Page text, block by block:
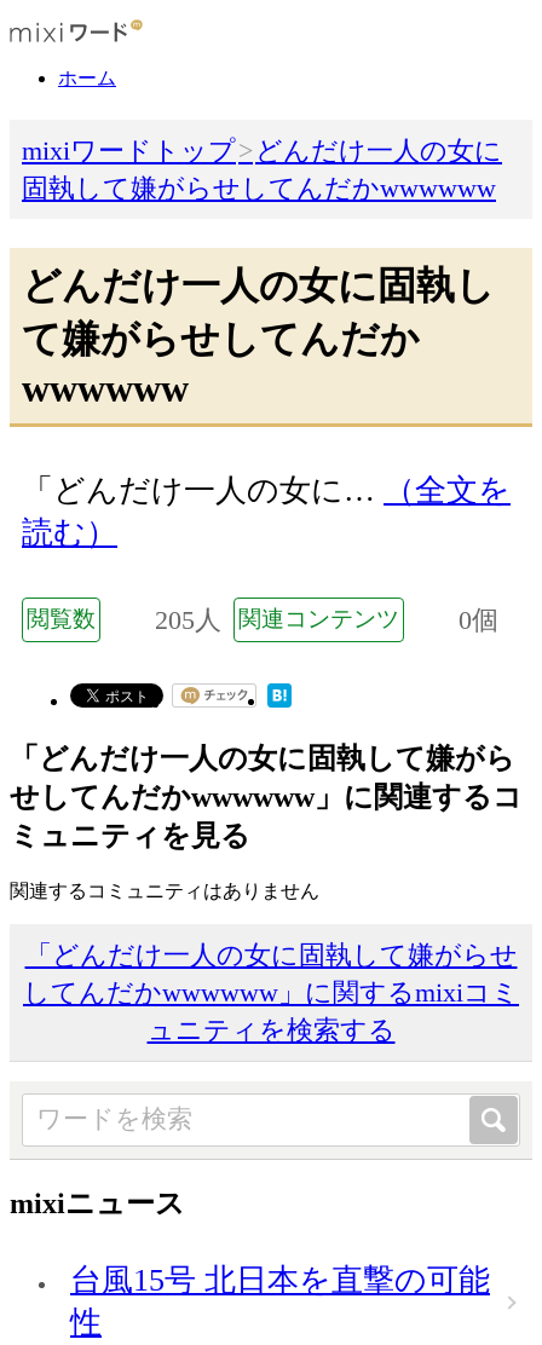
ホーム
mixiワードトップ
どんだけ一人の女に
固執して嫌がらせしてんだかwwwwww
どんだけ一人の女に固執し
て嫌がらせしてんだか
wwwwww
「どんだけ一人の女に…
（全文を
読む）
閲覧数 205人 関連コンテンツ 0個
「どんだけ一人の女に固執して嫌がら
せしてんだかwwwwww」に関連するコ
ミュニティを見る
関連するコミュニティはありません
「どんだけ一人の女に固執して嫌がらせ
してんだかwwwwww」に関するmixiコミ
ュニティを検索する
mixiニュース
台風15号 北日本を直撃の可能
性